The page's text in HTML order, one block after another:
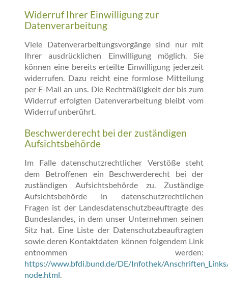
Widerruf Ihrer Einwilligung zur
Datenverarbeitung
Viele Datenverarbeitungsvorgänge sind nur mit
Ihrer ausdrücklichen Einwilligung möglich. Sie
können eine bereits erteilte Einwilligung jederzeit
widerrufen. Dazu reicht eine formlose Mitteilung
per E-Mail an uns. Die Rechtmäßigkeit der bis zum
Widerruf erfolgten Datenverarbeitung bleibt vom
Widerruf unberührt.
Beschwerderecht bei der zuständigen
Aufsichtsbehörde
Im Falle datenschutzrechtlicher Verstöße steht
dem Betroffenen ein Beschwerderecht bei der
zuständigen Aufsichtsbehörde zu. Zuständige
Aufsichtsbehörde in datenschutzrechtlichen
Fragen ist der Landesdatenschutzbeauftragte des
Bundeslandes, in dem unser Unternehmen seinen
Sitz hat. Eine Liste der Datenschutzbeauftragten
sowie deren Kontaktdaten können folgendem Link
entnommen werden:
https://www.bfdi.bund.de/DE/Infothek/
node.html